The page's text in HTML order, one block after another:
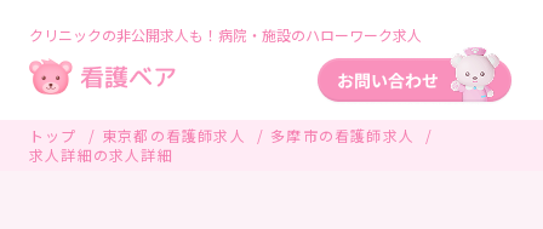
クリニックの非公開求人も！病院・施設のハローワーク求人
トップ 東京都の看護師求人
多摩市の看護師求人
求人詳細の求人詳細